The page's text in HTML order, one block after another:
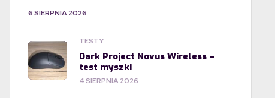
6 SIERPNIA 2026
TESTY
Dark Project Novus Wireless –
test myszki
4 SIERPNIA 2026